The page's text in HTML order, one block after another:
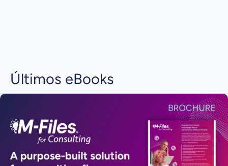
Últimos eBooks